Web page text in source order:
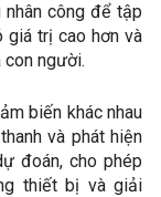
công để tập
giá trị cao hơn và
con người.
biến khác nhau
và phát hiện
đoán, cho phép
thiết bị và giải